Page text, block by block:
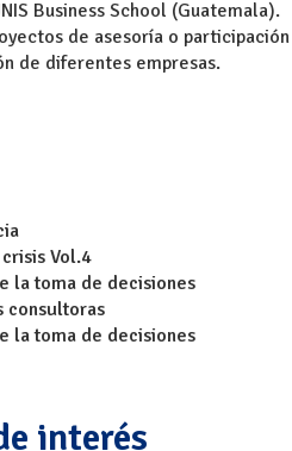
Business School (Guatemala).
de asesoría o participación
de diferentes empresas.
Vol.4
la toma de decisiones
consultoras
la toma de decisiones
interés